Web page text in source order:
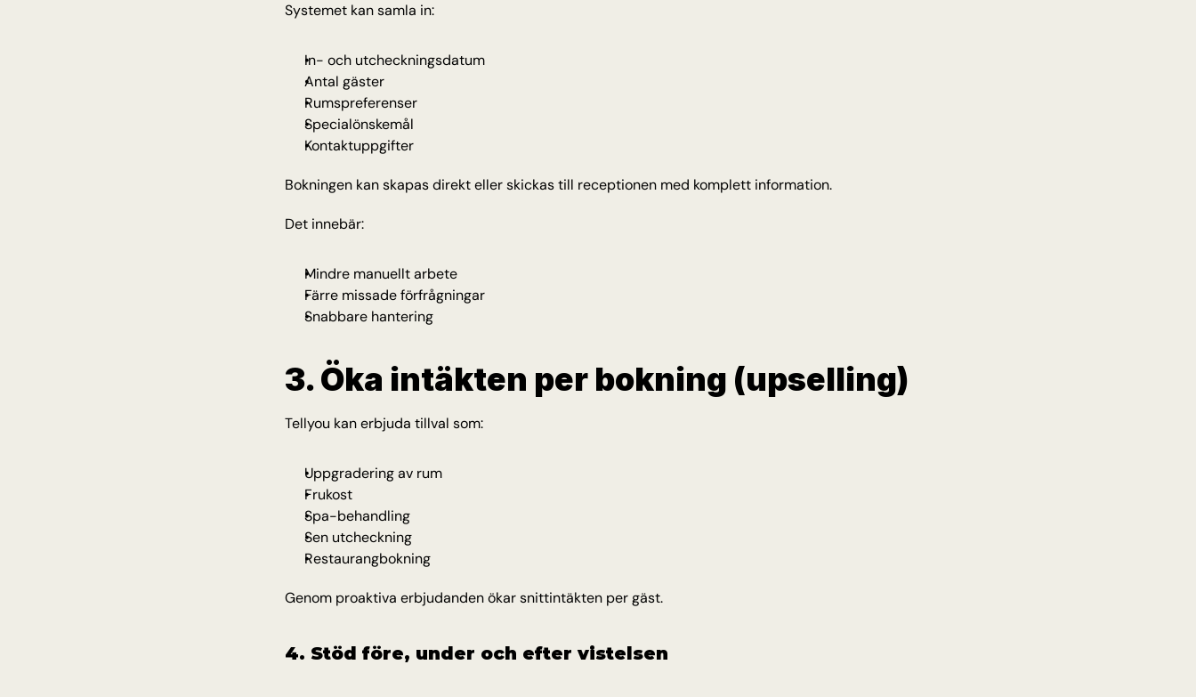
Systemet kan samla in:
In- och utcheckningsdatum
Antal gäster
Rumspreferenser
Specialönskemål
Kontaktuppgifter
Bokningen kan skapas direkt eller skickas till receptionen med komplett information.
Det innebär:
Mindre manuellt arbete
Färre missade förfrågningar
Snabbare hantering
3. Öka intäkten per bokning (upselling)
Tellyou kan erbjuda tillval som:
Uppgradering av rum
Frukost
Spa-behandling
Sen utcheckning
Restaurangbokning
Genom proaktiva erbjudanden ökar snittintäkten per gäst.
4. Stöd före, under och efter vistelsen